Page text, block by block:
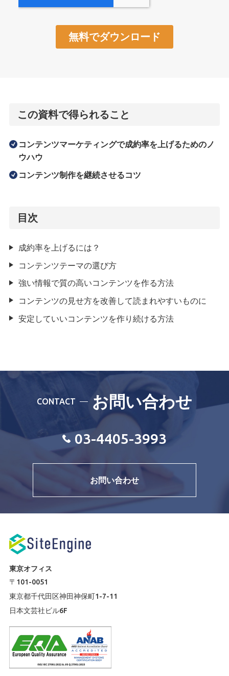
この資料で得られること
コンテンツマーケティングで成約率を上げるためのノ
ウハウ
コンテンツ制作を継続させるコツ
目次
成約率を上げるには？
コンテンツテーマの選び方
強い情報で質の高いコンテンツを作る方法
コンテンツの見せ方を改善して読まれやすいものに
安定していいコンテンツを作り続ける方法
CONTACT お問い合わせ
03-4405-3993
お問い合わせ
東京オフィス
〒101-0051
東京都千代田区神田神保町1-7-11
日本文芸社ビル6F